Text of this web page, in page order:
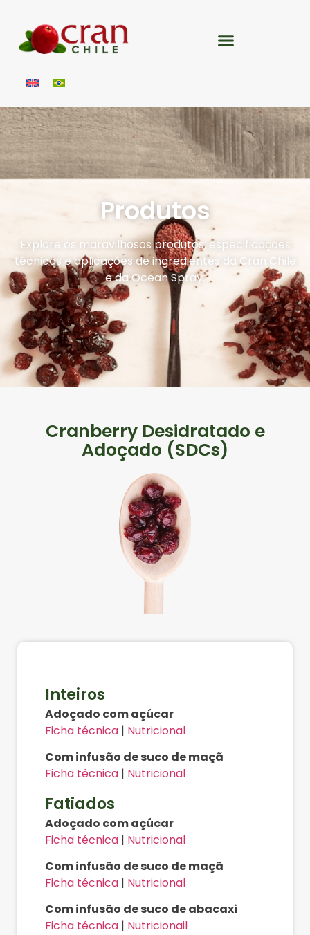
Produtos
Explore os maravilhosos produtos, especificações
técnicas e aplicações de ingredientes da Cran Chile
e da Ocean Spray.
Cranberry Desidratado e
Adoçado (SDCs)
Inteiros
Adoçado com açúcar
Ficha técnica | Nutricional
Com infusão de suco de maçã
Ficha técnica | Nutricional
Fatiados
Adoçado com açúcar
Ficha técnica | Nutricional
Com infusão de suco de maçã
Ficha técnica | Nutricional
Com infusão de suco de abacaxi
Ficha técnica | Nutricionail